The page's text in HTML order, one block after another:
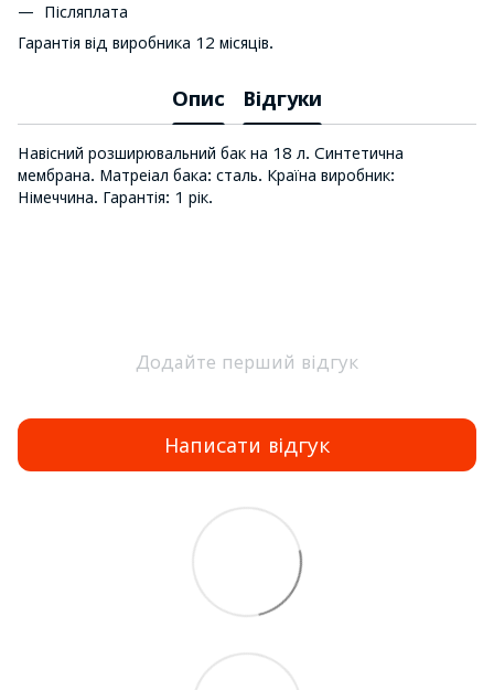
Післяплата
Гарантія від виробника 12 місяців.
Опис Відгуки
Навісний розширювальний бак на 18 л. Синтетична
мембрана. Матреіал бака: сталь. Країна виробник:
Німеччина. Гарантія: 1 рік.
Додайте перший відгук
Написати відгук